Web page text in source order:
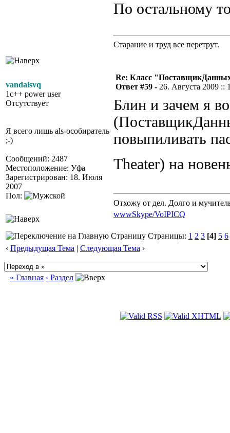
По остальному
Старание и труд все перетрут.
vandalsvq
1c++ power user
Отсутствует
Я всего лишь als-особиратель
;-)
Сообщений: 2487
Местоположение: Уфа
Зарегистрирован: 18. Июля
2007
Пол:
Re: Класс
Ответ #59 - 26. Августа 2009 ::
Блин и зачем я
повыпиливать
Theater) на
Отхожу от дел. Долго и
wwwSkype/VoIPICQ
Страницы: 1 2 3 [4] 5 6
‹ Предыдущая Тема | Следующая Тема ›
« Главная ‹ Раздел